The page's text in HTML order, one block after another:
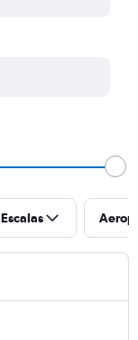
Escalas